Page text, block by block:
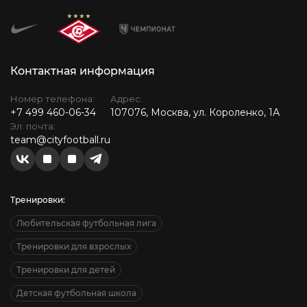
Контактная информация
Номер телефона:
+7 499 460-06-34
Эл. почта:
team@cityfootball.ru
Адрес:
107076, Москва, ул. Короленко, 1А
Тренировки:
Любительская футбольная лига
Тренировки для взрослых
Тренировки для детей
Детская футбольная школа